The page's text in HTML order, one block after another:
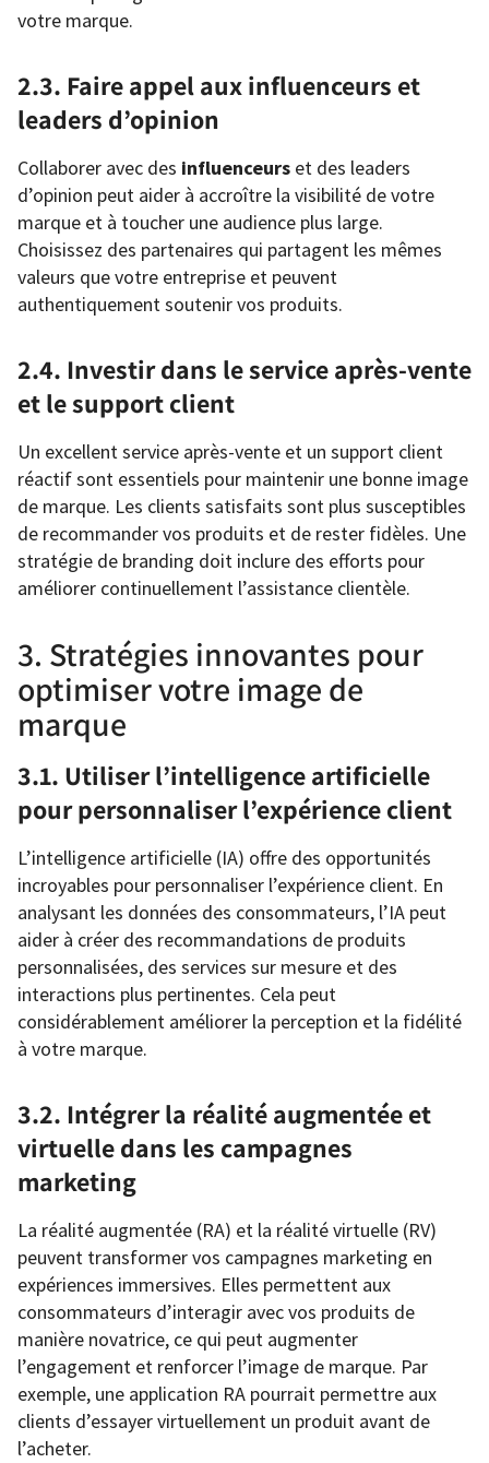
votre marque.
2.3. Faire appel aux influenceurs et
leaders d’opinion
Collaborer avec des influenceurs et des leaders
d’opinion peut aider à accroître la visibilité de votre
marque et à toucher une audience plus large.
Choisissez des partenaires qui partagent les mêmes
valeurs que votre entreprise et peuvent
authentiquement soutenir vos produits.
2.4. Investir dans le service après-vente
et le support client
Un excellent service après-vente et un support client
réactif sont essentiels pour maintenir une bonne image
de marque. Les clients satisfaits sont plus susceptibles
de recommander vos produits et de rester fidèles. Une
stratégie de branding doit inclure des efforts pour
améliorer continuellement l’assistance clientèle.
3. Stratégies innovantes pour
optimiser votre image de
marque
3.1. Utiliser l’intelligence artificielle
pour personnaliser l’expérience client
L’intelligence artificielle (IA) offre des opportunités
incroyables pour personnaliser l’expérience client. En
analysant les données des consommateurs, l’IA peut
aider à créer des recommandations de produits
personnalisées, des services sur mesure et des
interactions plus pertinentes. Cela peut
considérablement améliorer la perception et la fidélité
à votre marque.
3.2. Intégrer la réalité augmentée et
virtuelle dans les campagnes
marketing
La réalité augmentée (RA) et la réalité virtuelle (RV)
peuvent transformer vos campagnes marketing en
expériences immersives. Elles permettent aux
consommateurs d’interagir avec vos produits de
manière novatrice, ce qui peut augmenter
l’engagement et renforcer l’image de marque. Par
exemple, une application RA pourrait permettre aux
clients d’essayer virtuellement un produit avant de
l’acheter.